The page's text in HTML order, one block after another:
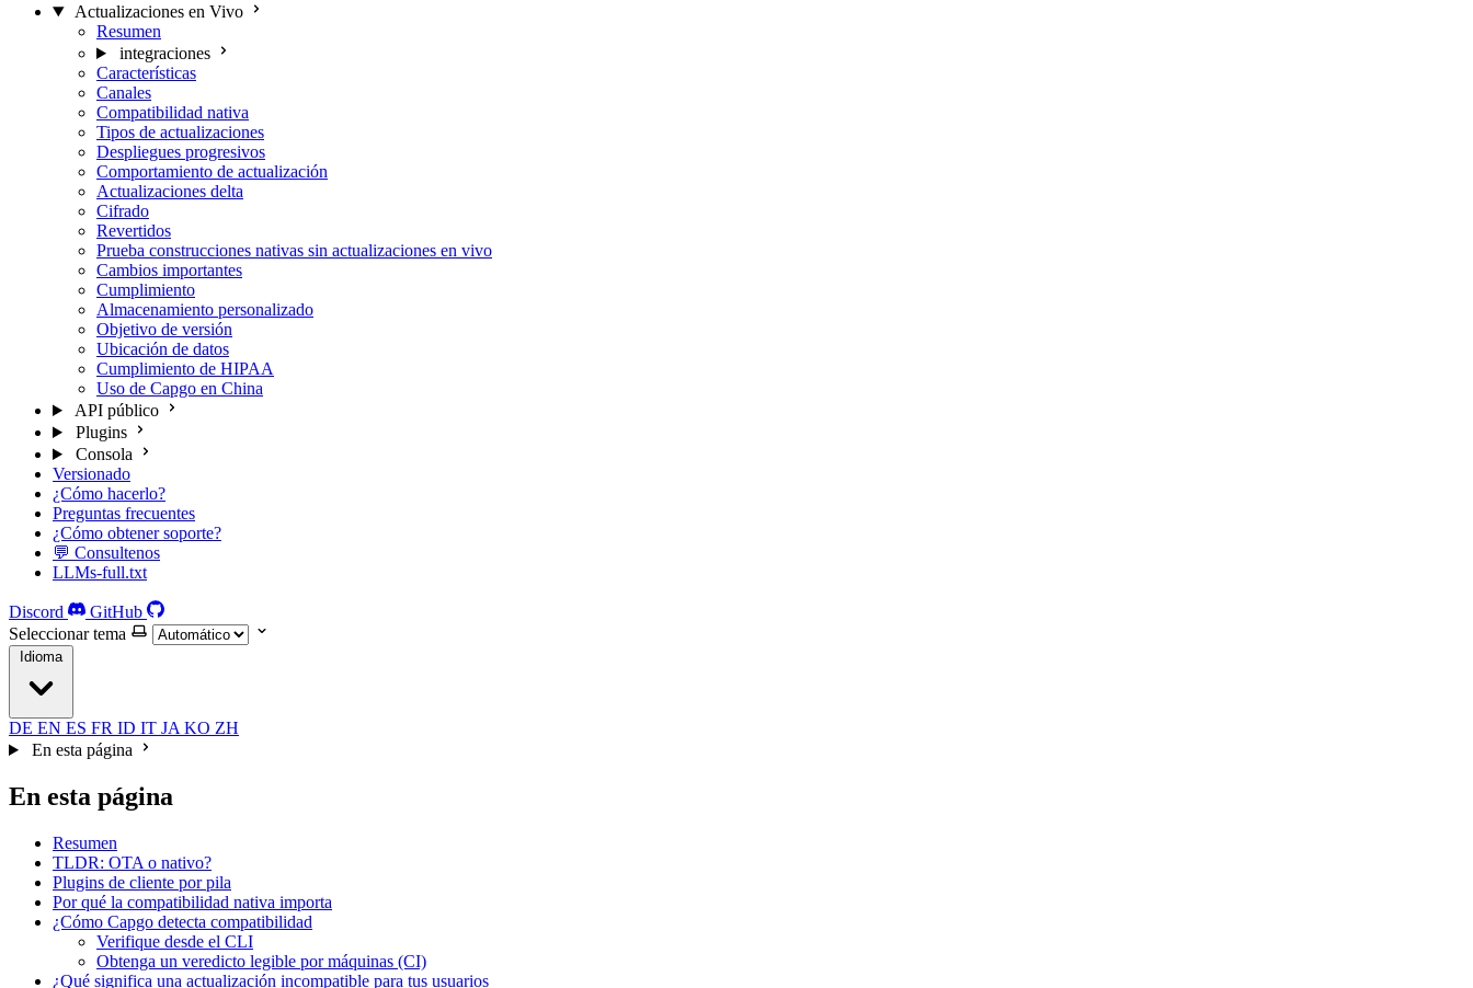
Actualizaciones en Vivo
Resumen
integraciones
Características
Canales
Compatibilidad nativa
Tipos de actualizaciones
Despliegues progresivos
Comportamiento de actualización
Actualizaciones delta
Cifrado
Revertidos
Prueba construcciones nativas sin actualizaciones en vivo
Cambios importantes
Cumplimiento
Almacenamiento personalizado
Objetivo de versión
Ubicación de datos
Cumplimiento de HIPAA
Uso de Capgo en China
API público
Plugins
Consola
Versionado
¿Cómo hacerlo?
Preguntas frecuentes
¿Cómo obtener soporte?
💬 Consultenos
LLMs-full.txt
Discord
GitHub
Seleccionar tema
Idioma
DE EN ES FR ID IT JA KO ZH
En esta página
En esta página
Resumen
TLDR: OTA o nativo?
Plugins de cliente por pila
Por qué la compatibilidad nativa importa
¿Cómo Capgo detecta compatibilidad
Verifique desde el CLI
Obtenga un veredicto legible por máquinas (CI)
¿Qué significa una actualización incompatible para tus usuarios